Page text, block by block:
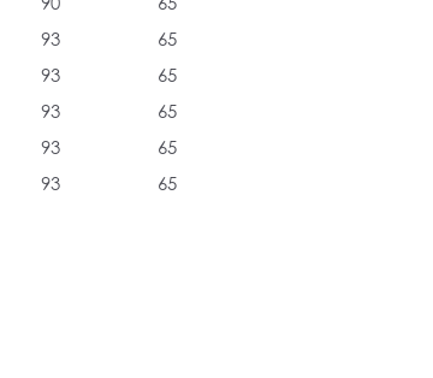
93
65
93
65
93
65
93
65
93 65